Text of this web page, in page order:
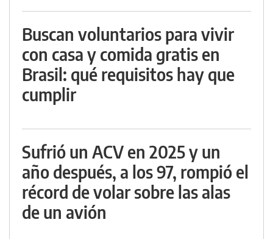
Buscan voluntarios para vivir
con casa y comida gratis en
Brasil: qué requisitos hay que
cumplir
Sufrió un ACV en 2025 y un
año después, a los 97, rompió el
récord de volar sobre las alas
de un avión